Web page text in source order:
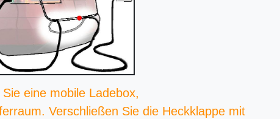
eine mobile Ladebox,
Verschließen Sie die Heckklappe mit